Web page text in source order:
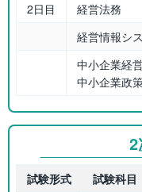
2日目
経営法務
経営情報シ
中小企業経
中小企業政
2
試験形式 試験科目